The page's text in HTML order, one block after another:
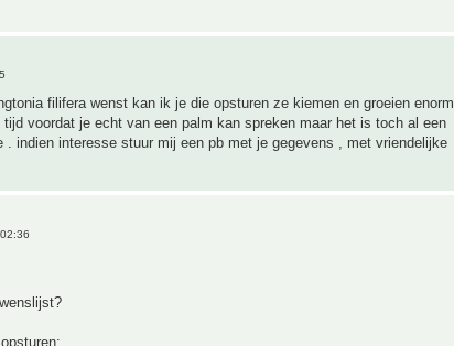
filifera wenst kan ik je die opsturen ze kiemen en groeien enorm
voordat je echt van een palm kan spreken maar het is toch al een
. indien interesse stuur mij een pb met je gegevens , met vriendelijke